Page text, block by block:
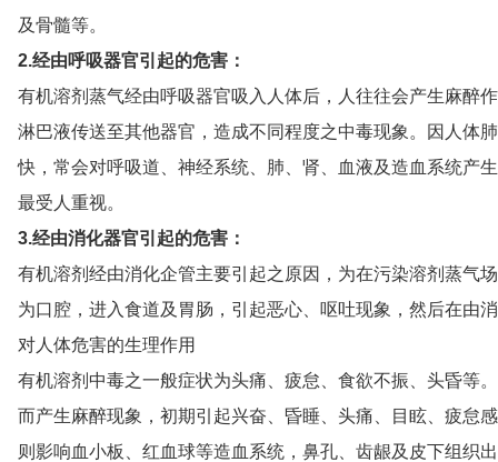
及骨髓等。
2.经由呼吸器官引起的危害：
有机溶剂蒸气经由呼吸器官吸入人体后，人往往会产生麻醉
淋巴液传送至其他器官，造成不同程度之中毒现象。因人体
快，常会对呼吸道、神经系统、肺、肾、血液及造血系统产
最受人重视。
3.经由消化器官引起的危害：
有机溶剂经由消化企管主要引起之原因，为在污染溶剂蒸气
为口腔，进入食道及胃肠，引起恶心、呕吐现象，然后在由
对人体危害的生理作用
有机溶剂中毒之一般症状为头痛、疲怠、食欲不振、头昏等
而产生麻醉现象，初期引起兴奋、昏睡、头痛、目眩、疲怠
则影响血小板、红血球等造血系统，鼻孔、齿龈及皮下组织